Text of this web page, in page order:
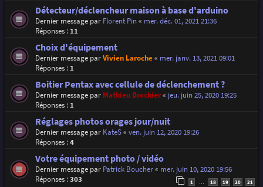
Détecteur/déclencheur maison à base d'arduino
Dernier message par Florent Pin« mer. déc. 01, 2021 21:36
Réponses : 11
Choix d'équipement
Dernier message parVivien Laroche« mer. janv. 13, 2021 09:01
Réponses : 1
Boitier Pentax avec cellule de déclenchement ?
Dernier message par Mathieu Brochier« jeu. juin 25, 2020 19:25
Réponses : 1
Réglages photos orages jour/nuit
Dernier message par KateS« ven. juin 12, 2020 19:26
Réponses :4
Votre équipement photo / vidéo
Dernier message par Patrick Boucher« mer. juin 10, 2020 19:56
Réponses :303 1 18 19 20 21